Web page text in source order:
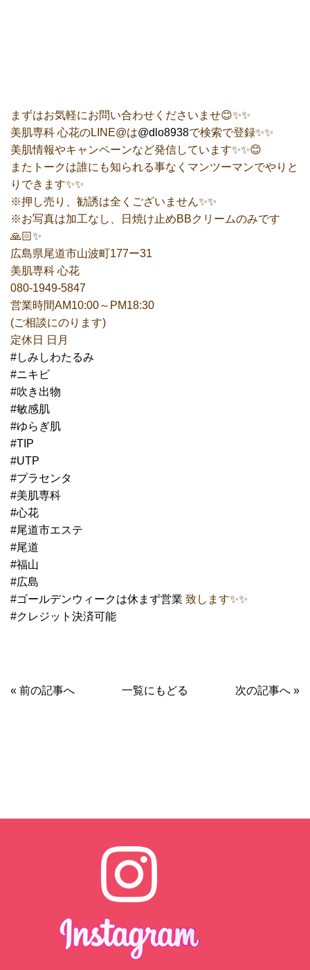
まずはお気軽にお問い合わせくださいませ😊✨✨
美肌専科 心花のLINE@は@dlo8938で検索で登録✨✨
美肌情報やキャンペーンなど発信しています✨✨😊
またトークは誰にも知られる事なくマンツーマンでやりと
りできます✨✨
※押し売り、勧誘は全くございません✨✨
※お写真は加工なし、日焼け止めBBクリームのみです
🙏🏻✨
広島県尾道市山波町177ー31
美肌専科 心花
080-1949-5847
営業時間AM10:00～PM18:30
(ご相談にのります)
定休日 日月
#しみしわたるみ
#ニキビ
#吹き出物
#敏感肌
#ゆらぎ肌
#TIP
#UTP
#プラセンタ
#美肌専科
#心花
#尾道市エステ
#尾道
#福山
#広島
#ゴールデンウィークは休まず営業 致します✨✨
#クレジット決済可能
« 前の記事へ 一覧にもどる 次の記事へ »